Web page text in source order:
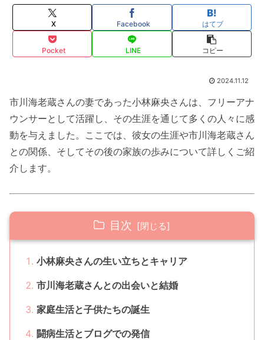
X Facebook はてブ
Pocket LINE コピー
2024.11.12
市川海老蔵さんの妻であった小林麻央さんは、フリーアナ
ウンサーとして活躍し、その生涯を通じて多くの人々に感
動を与えました。ここでは、彼女の生涯や市川海老蔵さん
との関係、そしてその後の家族の歩みについて詳しくご紹
介します。
目次
小林麻央さんの生い立ちとキャリア
市川海老蔵さんとの出会いと結婚
家庭生活と子供たちの誕生
闘病生活とブログでの発信